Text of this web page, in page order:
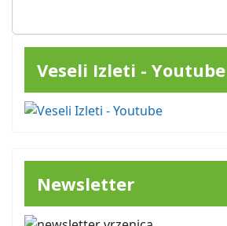
Veseli Izleti - Youtube
Newsletter